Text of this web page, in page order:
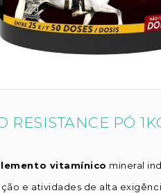
RESISTANCE PÓ
vitamínico mineral
e atividades de alta